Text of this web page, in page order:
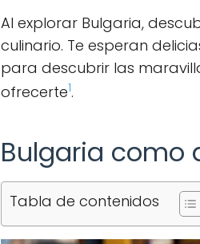
Al explorar Bulgaria,
culinario. Te esperan
para descubrir las
ofrecerte1.
Bulgaria como
Tabla de contenidos